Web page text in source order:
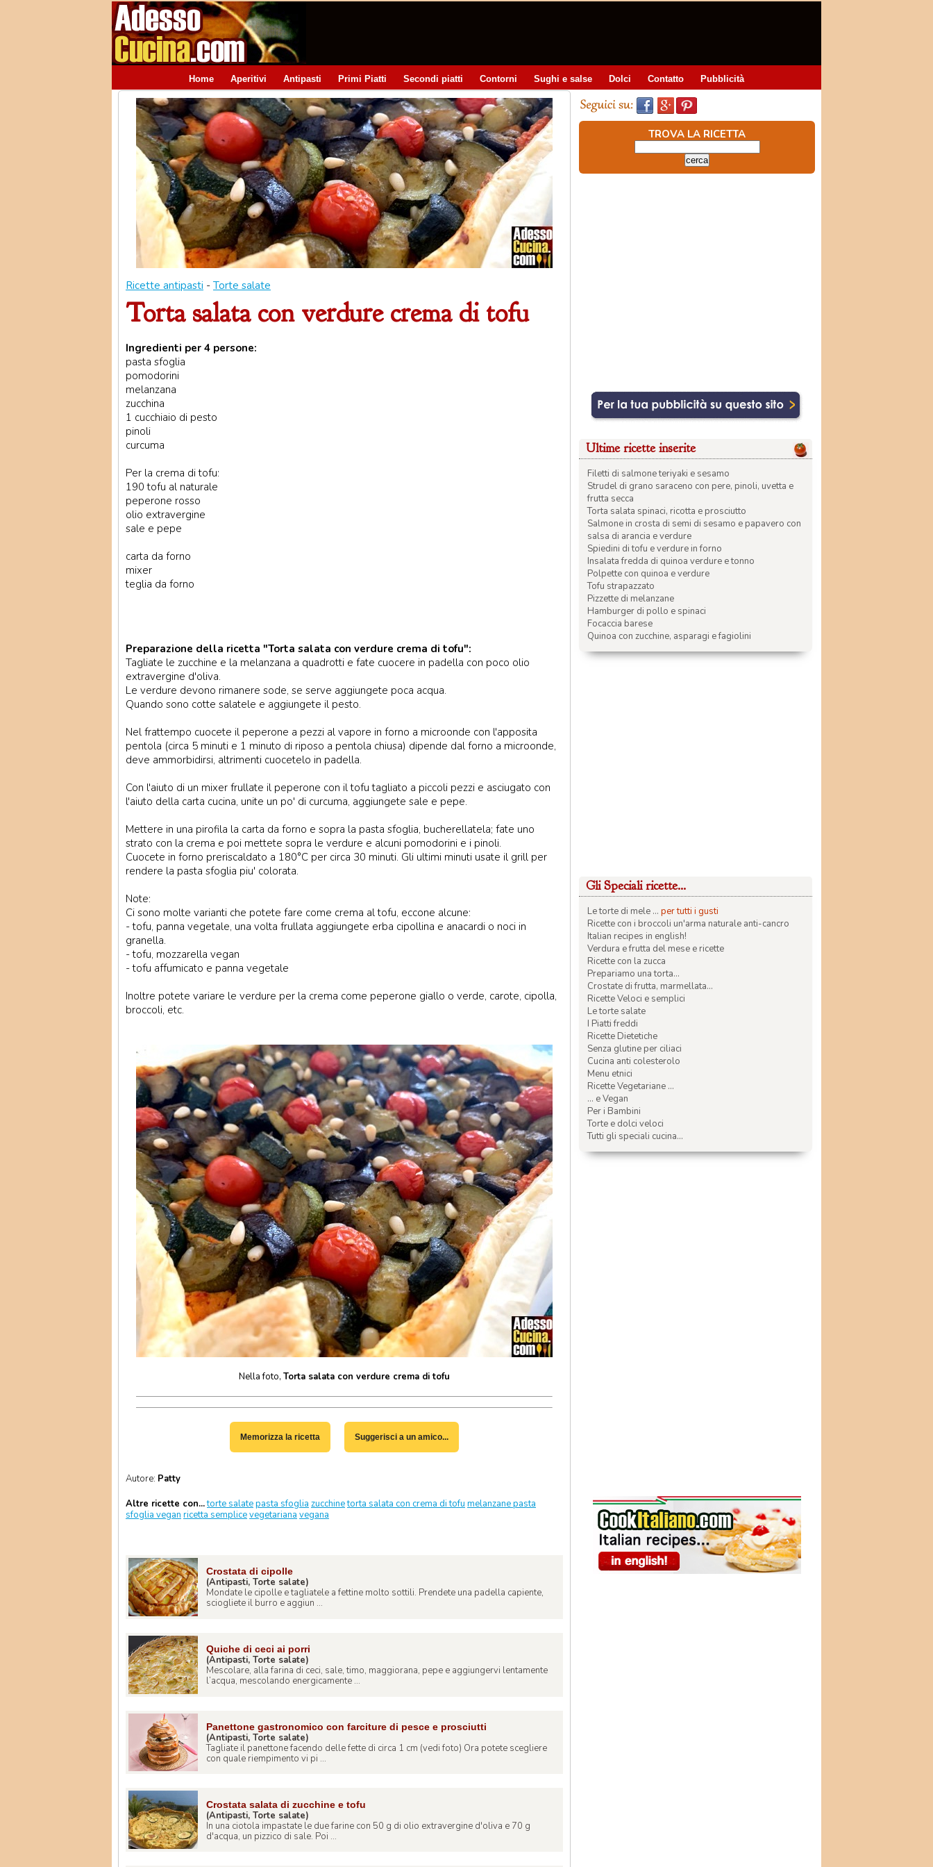
Home Aperitivi Antipasti Primi Piatti Secondi piatti Contorni Sughi e salse Dolci Contatto Pubblicità
Ricette antipasti - Torte salate
Torta salata con verdure crema di tofu
Ingredienti per 4 persone:
pasta sfoglia
pomodorini
melanzana
zucchina
1 cucchiaio di pesto
pinoli
curcuma
Per la crema di tofu:
190 tofu al naturale
peperone rosso
olio extravergine
sale e pepe
carta da forno
mixer
teglia da forno
Preparazione della ricetta "Torta salata con verdure crema di tofu":
Tagliate le zucchine e la melanzana a quadrotti e fate cuocere in padella con poco olio
extravergine d'oliva.
Le verdure devono rimanere sode, se serve aggiungete poca acqua.
Quando sono cotte salatele e aggiungete il pesto.
Nel frattempo cuocete il peperone a pezzi al vapore in forno a microonde con l'apposita
pentola (circa 5 minuti e 1 minuto di riposo a pentola chiusa) dipende dal forno a microonde,
deve ammorbidirsi, altrimenti cuocetelo in padella.
Con l'aiuto di un mixer frullate il peperone con il tofu tagliato a piccoli pezzi e asciugato con
l'aiuto della carta cucina, unite un po' di curcuma, aggiungete sale e pepe.
Mettere in una pirofila la carta da forno e sopra la pasta sfoglia, bucherellatela; fate uno
strato con la crema e poi mettete sopra le verdure e alcuni pomodorini e i pinoli.
Cuocete in forno preriscaldato a 180°C per circa 30 minuti. Gli ultimi minuti usate il grill per
rendere la pasta sfoglia piu' colorata.
Note:
Ci sono molte varianti che potete fare come crema al tofu, eccone alcune:
- tofu, panna vegetale, una volta frullata aggiungete erba cipollina e anacardi o noci in
granella.
- tofu, mozzarella vegan
- tofu affumicato e panna vegetale
Inoltre potete variare le verdure per la crema come peperone giallo o verde, carote, cipolla,
broccoli, etc.
Nella foto, Torta salata con verdure crema di tofu
Memorizza la ricetta Suggerisci a un amico...
Autore: Patty
Altre ricette con...torte salatepasta sfoglia zucchinetorta salata con crema di tofu melanzane pasta
sfoglia vegan ricetta semplicevegetariana vegana
Crostata di cipolle
(Antipasti, Torte salate)
Mondate le cipolle e tagliatele a fettine molto sottili. Prendete una padella capiente,
sciogliete il burro e aggiun ...
Quiche di ceci ai porri
(Antipasti, Torte salate)
Mescolare, alla farina di ceci, sale, timo, maggiorana, pepe e aggiungervi lentamente
l’acqua, mescolando energicamente ...
Panettone gastronomico con farciture di pesce e prosciutti
(Antipasti, Torte salate)
Tagliate il panettone facendo delle fette di circa 1 cm (vedi foto) Ora potete scegliere
con quale riempimento vi pi ...
Crostata salata di zucchine e tofu
(Antipasti, Torte salate)
In una ciotola impastate le due farine con 50 g di olio extravergine d'oliva e 70 g
d'acqua, un pizzico di sale. Poi ...
TROVA LA RICETTA
Ultime ricette inserite
Filetti di salmone teriyaki e sesamo
Strudel di grano saraceno con pere, pinoli, uvetta e
frutta secca
Torta salata spinaci, ricotta e prosciutto
Salmone in crosta di semi di sesamo e papavero con
salsa di arancia e verdure
Spiedini di tofu e verdure in forno
Insalata fredda di quinoa verdure e tonno
Polpette con quinoa e verdure
Tofu strapazzato
Pizzette di melanzane
Hamburger di pollo e spinaci
Focaccia barese
Quinoa con zucchine, asparagi e fagiolini
Gli Speciali ricette...
Le torte di mele ... per tutti i gusti
Ricette con i broccoli un'arma naturale anti-cancro
Italian recipes in english!
Verdura e frutta del mese e ricette
Ricette con la zucca
Prepariamo una torta...
Crostate di frutta, marmellata...
Ricette Veloci e semplici
Le torte salate
I Piatti freddi
Ricette Dietetiche
Senza glutine per ciliaci
Cucina anti colesterolo
Menu etnici
Ricette Vegetariane ...
... e Vegan
Per i Bambini
Torte e dolci veloci
Tutti gli speciali cucina...